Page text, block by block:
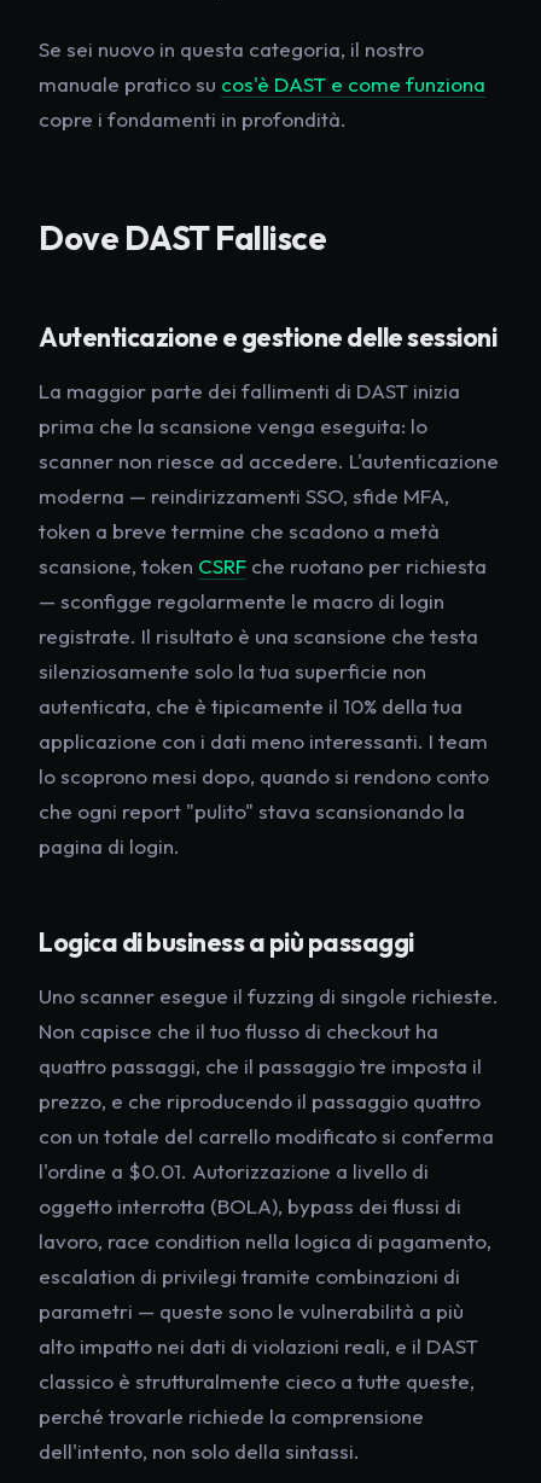
Se sei nuovo in questa categoria, il nostro
manuale pratico su cos'è DAST e come funziona
copre i fondamenti in profondità.
Dove DAST Fallisce
Autenticazione e gestione delle sessioni
La maggior parte dei fallimenti di DAST inizia
prima che la scansione venga eseguita: lo
scanner non riesce ad accedere. L'autenticazione
moderna — reindirizzamenti SSO, sfide MFA,
token a breve termine che scadono a metà
scansione, token CSRF che ruotano per richiesta
— sconfigge regolarmente le macro di login
registrate. Il risultato è una scansione che testa
silenziosamente solo la tua superficie non
autenticata, che è tipicamente il 10% della tua
applicazione con i dati meno interessanti. I team
lo scoprono mesi dopo, quando si rendono conto
che ogni report "pulito" stava scansionando la
pagina di login.
Logica di business a più passaggi
Uno scanner esegue il fuzzing di singole richieste.
Non capisce che il tuo flusso di checkout ha
quattro passaggi, che il passaggio tre imposta il
prezzo, e che riproducendo il passaggio quattro
con un totale del carrello modificato si conferma
l'ordine a $0.01. Autorizzazione a livello di
oggetto interrotta (BOLA), bypass dei flussi di
lavoro, race condition nella logica di pagamento,
escalation di privilegi tramite combinazioni di
parametri — queste sono le vulnerabilità a più
alto impatto nei dati di violazioni reali, e il DAST
classico è strutturalmente cieco a tutte queste,
perché trovarle richiede la comprensione
dell'intento, non solo della sintassi.